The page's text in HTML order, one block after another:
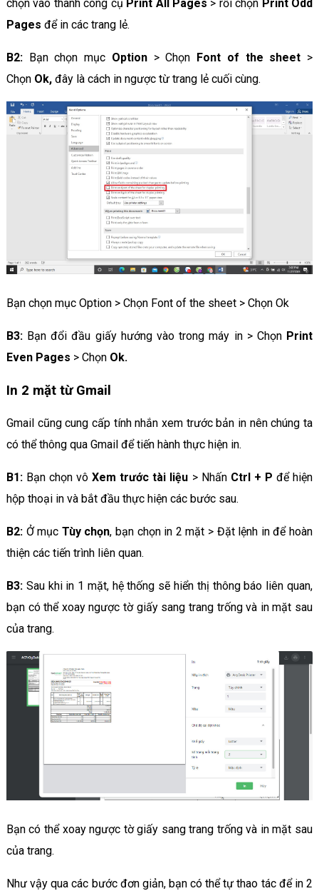
chọn vào thanh công cụ Print All Pages > rồi chọn Print Odd
Pages để in các trang lẻ.
B2:Bạn chọn mục Option> Chọn Font of the sheet >
Chọn Ok,đây là cách in ngược từ trang lẻ cuối cùng.
Bạn chọn mục Option > Chọn Font of the sheet > Chọn Ok
B3:Bạn đổi đầu giấy hướng vào trong máy in > Chọn Print
Even Pages > Chọn Ok.
In 2 mặt từ Gmail
Gmail cũng cung cấp tính nhắn xem trước bản in nên chúng ta
có thể thông qua Gmail để tiến hành thực hiện in.
B1:Bạn chọn vô Xem trước tài liệu > Nhấn Ctrl + P để hiện
hộp thoại in và bắt đầu thực hiện các bước sau.
B2:Ở mục Tùy chọn, bạn chọn in 2 mặt > Đặt lệnh in để hoàn
thiện các tiến trình liên quan.
B3:Sau khi in 1 mặt, hệ thống sẽ hiển thị thông báo liên quan,
bạn có thể xoay ngược tờ giấy sang trang trống và in mặt sau
của trang.
Bạn có thể xoay ngược tờ giấy sang trang trống và in mặt sau
của trang.
Như vậy qua các bước đơn giản, bạn có thể tự thao tác để in 2